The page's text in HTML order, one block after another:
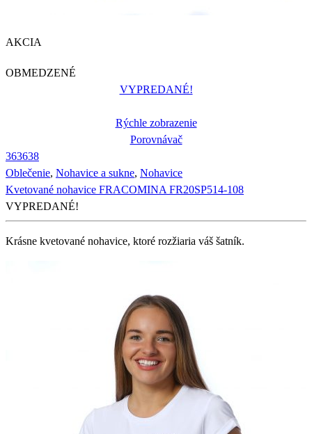
AKCIA
OBMEDZENÉ
VYPREDANÉ!
Rýchle zobrazenie
Porovnávač
363638
Oblečenie, Nohavice a sukne, Nohavice
Kvetované nohavice FRACOMINA FR20SP514-108
VYPREDANÉ!
Krásne kvetované nohavice, ktoré rozžiaria váš šatník.